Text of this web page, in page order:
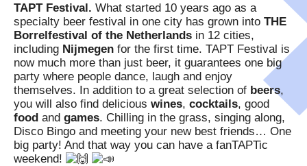
TAPT Festival. What started 10 years ago as a
specialty beer festival in one city has grown into THE
Borrelfestival of the Netherlands in 12 cities,
including Nijmegen for the first time. TAPT Festival is
now much more than just beer, it guarantees one big
party where people dance, laugh and enjoy
themselves. In addition to a great selection of beers,
you will also find delicious wines, cocktails, good
food and games. Chilling in the grass, singing along,
Disco Bingo and meeting your new best friends… One
big party! And that way you can have a fanTAPTic
weekend!